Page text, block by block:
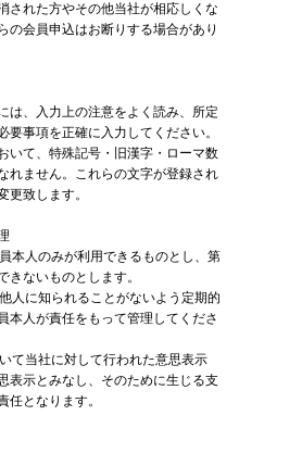
された方やその他当社が相応しくな
の会員申込はお断りする場合があり
は、入力上の注意をよく読み、所定
要事項を正確に入力してください。
いて、特殊記号・旧漢字・ローマ数
れません。これらの文字が登録され
更致します。
本人のみが利用できるものとし、第
きないものとします。
人に知られることがないよう定期的
本人が責任をもって管理してくださ
て当社に対して行われた意思表示
表示とみなし、そのために生じる支
任となります。